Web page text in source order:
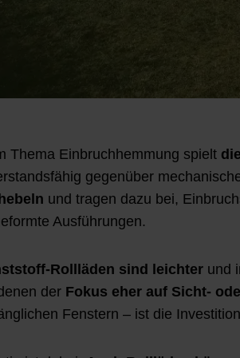
Thema Einbruchhemmung spielt
gegenüber
und tragen dazu bei,
Ausführungen.
Rollläden sind leichter und
der Fokus eher auf Sicht-
Fenstern – ist die